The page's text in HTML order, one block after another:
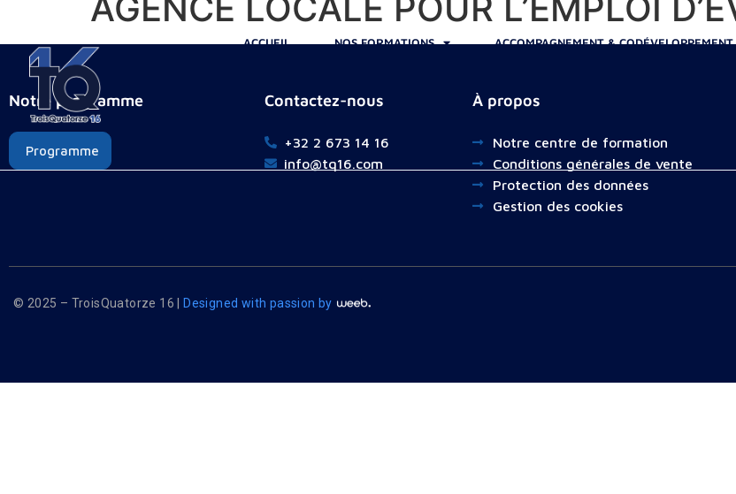
ACCUEIL NOS FORMATIONS ACCOMPAGNEMENT & CODÉVELOPPEMENT
Notre programme
Programme
Contactez-nous
+32 2 673 14 16
info@tq16.com
À propos
Notre centre de formation
Conditions générales de vente
Protection des données
Gestion des cookies
© 2025 – TroisQuatorze 16 | Designed with passion by